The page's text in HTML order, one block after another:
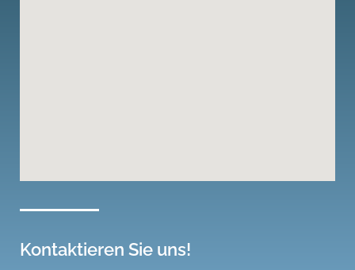
Kontaktieren Sie uns!